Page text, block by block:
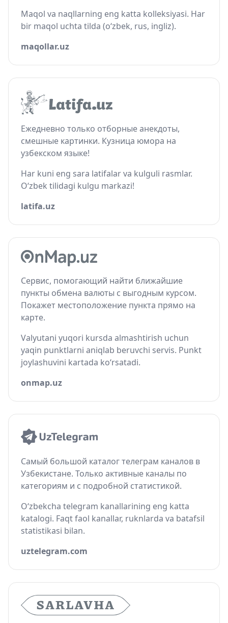
Maqol va naqllarning eng katta kolleksiyasi. Har
bir maqol uchta tilda (o‘zbek, rus, ingliz).
maqollar.uz
Ежедневно только отборные анекдоты,
смешные картинки. Кузница юмора на
узбекском языке!
Har kuni eng sara latifalar va kulguli rasmlar.
O‘zbek tilidagi kulgu markazi!
latifa.uz
Сервис, помогающий найти ближайшие
пункты обмена валюты с выгодным курсом.
Покажет местоположение пункта прямо на
карте.
Valyutani yuqori kursda almashtirish uchun
yaqin punktlarni aniqlab beruvchi servis. Punkt
joylashuvini kartada ko‘rsatadi.
onmap.uz
Самый большой каталог телеграм каналов в
Узбекистане. Только активные каналы по
категориям и с подробной статистикой.
O‘zbekcha telegram kanallarining eng katta
katalogi. Faqt faol kanallar, ruknlarda va batafsil
statistikasi bilan.
uztelegram.com